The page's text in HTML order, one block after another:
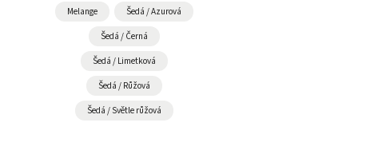
Melange Šedá / Azurová
Šedá / Černá
Šedá / Limetková
Šedá / Růžová
Šedá / Světle růžová